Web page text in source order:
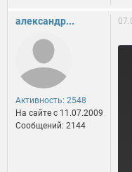
александр...
Активность: 2548
На сайте c 11.07.2009
Сообщений: 2144